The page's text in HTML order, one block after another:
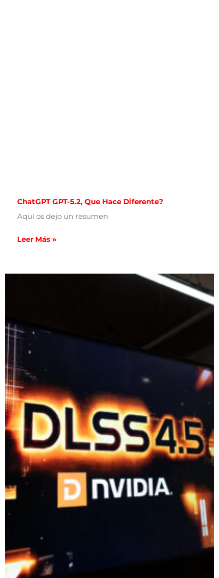
ChatGPT GPT-5.2, Que Hace Diferente?
Aquí os dejo un resumen
Leer Más »